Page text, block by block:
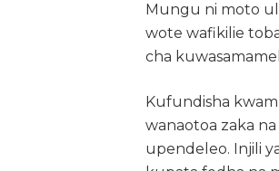
Mungu ni moto
wote wafikilie
cha
Kufundisha
wanaotoa zaka
upendeleo. Injili